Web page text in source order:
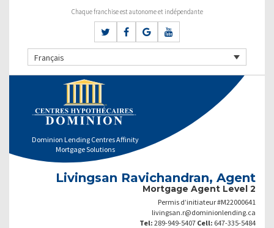
Chaque franchise est autonome et indépendante
Français
Dominion Lending Centres Affinity
Mortgage Solutions
Livingsan Ravichandran, Agent
Mortgage Agent Level 2
Permis d’initiateur #M22000641
livingsan.r@dominionlending.ca
Tel: 289-949-5407 Cell: 647-335-5484